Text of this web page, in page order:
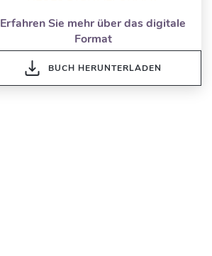
Erfahren Sie mehr über das digitale
Format
BUCH HERUNTERLADEN